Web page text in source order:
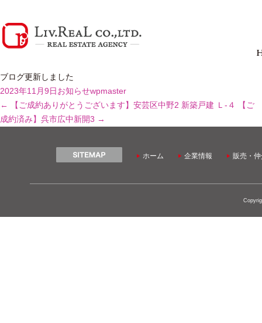
ブログ更新しました
2023年11月9日 お知らせwpmaster
←
【ご成約ありがとうございます】安芸区中野2 新築戸建 Ｌ-４
【ご
成約済み】呉市広中新開3 →
ホーム 企業情報 販売・